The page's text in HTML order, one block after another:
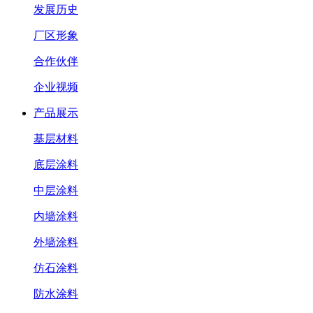
发展历史
厂区形象
合作伙伴
企业视频
产品展示
基层材料
底层涂料
中层涂料
内墙涂料
外墙涂料
仿石涂料
防水涂料